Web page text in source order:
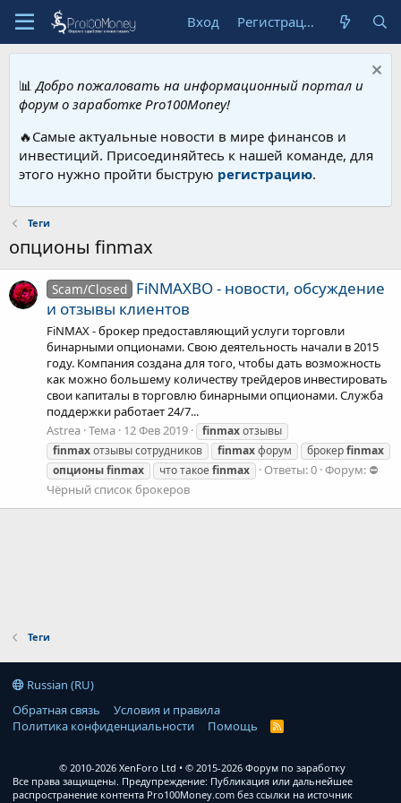
Вход Регистрация
📊 Добро пожаловать на информационный портал и
форум о заработке Pro100Money!
🔥Самые актуальные новости в мире финансов и
инвестиций. Присоединяйтесь к нашей команде, для
этого нужно пройти быструю регистрацию.
Теги
опционы finmax
Scam/Closed FiNMAXBO - новости, обсуждение
и отзывы клиентов
FiNMAX - брокер предоставляющий услуги торговли
бинарными опционами. Свою деятельность начали в 2015
году. Компания создана для того, чтобы дать возможность
как можно большему количеству трейдеров инвестировать
свои капиталы в торговлю бинарными опционами. Служба
поддержки работает 24/7...
Astrea Тема 12 Фев 2019 finmaxотзывы
finmaxотзывы сотрудников finmaxфорум брокерfinmax
опционыfinmax что такоеfinmax Ответы: 0 Форум: ⛔
Чёрный список брокеров
Теги
Russian (RU)
Обратная связь
Условия и правила
Политика конфиденциальности
Помощь
R
© 2010-2026 XenForo Ltd
© 2015-2026 Форум по заработку
Все права защищены. Предупреждение: Публикация или дальнейшее
распространение контента Pro100Money.com без ссылки на источник